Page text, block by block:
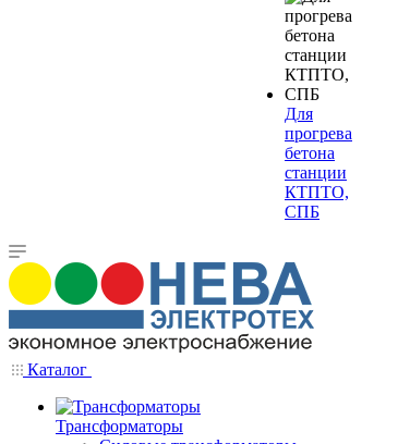
Для
прогрева
бетона
станции
КТПТО,
СПБ
Каталог
Трансформаторы